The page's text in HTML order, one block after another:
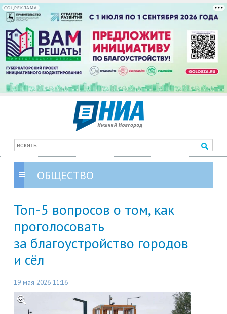
СОЦРЕКЛАМА
ОБЩЕСТВО
Топ-5 вопросов о том, как
проголосовать
за благоустройство городов
и сёл
19 мая 2026 11:16